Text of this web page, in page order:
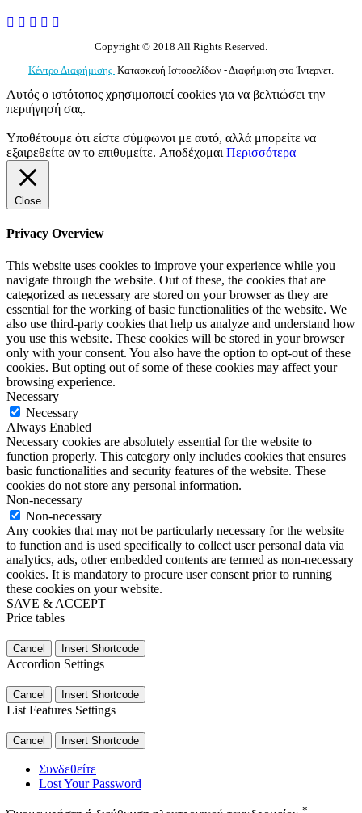
Copyright © 2018 All Rights Reserved.
Κέντρο Διαφήμισης Κατασκευή Ιστοσελίδων - Διαφήμιση στο Ίντερνετ.
Αυτός ο ιστότοπος χρησιμοποιεί cookies για να βελτιώσει την
περιήγησή σας.
Υποθέτουμε ότι είστε σύμφωνοι με αυτό, αλλά μπορείτε να
εξαιρεθείτε αν το επιθυμείτε. Αποδέχομαι Περισσότερα
Close
Privacy Overview
This website uses cookies to improve your experience while you
navigate through the website. Out of these, the cookies that are
categorized as necessary are stored on your browser as they are
essential for the working of basic functionalities of the website. We
also use third-party cookies that help us analyze and understand how
you use this website. These cookies will be stored in your browser
only with your consent. You also have the option to opt-out of these
cookies. But opting out of some of these cookies may affect your
browsing experience.
Necessary
Necessary
Always Enabled
Necessary cookies are absolutely essential for the website to
function properly. This category only includes cookies that ensures
basic functionalities and security features of the website. These
cookies do not store any personal information.
Non-necessary
Non-necessary
Any cookies that may not be particularly necessary for the website
to function and is used specifically to collect user personal data via
analytics, ads, other embedded contents are termed as non-necessary
cookies. It is mandatory to procure user consent prior to running
these cookies on your website.
SAVE & ACCEPT
Price tables
Cancel Insert Shortcode
Accordion Settings
Cancel Insert Shortcode
List Features Settings
Cancel Insert Shortcode
Συνδεθείτε
Lost Your Password
*